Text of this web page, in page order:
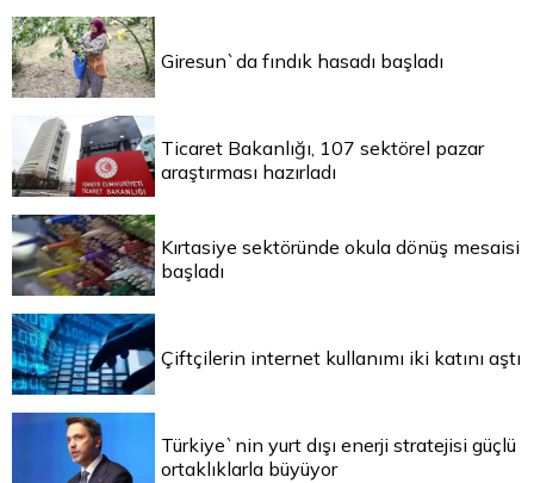
Giresun`da fındık hasadı başladı
Ticaret Bakanlığı, 107 sektörel pazar
araştırması hazırladı
Kırtasiye sektöründe okula dönüş mesaisi
başladı
Çiftçilerin internet kullanımı iki katını aştı
Türkiye`nin yurt dışı enerji stratejisi güçlü
ortaklıklarla büyüyor